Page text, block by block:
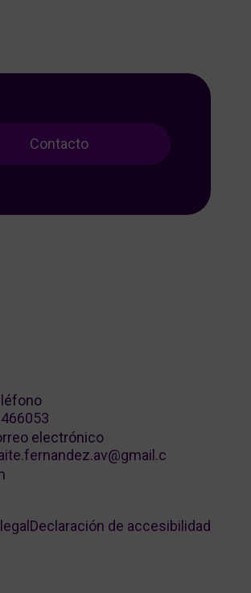
Contacto
electrónico
Declaración de accesibilidad